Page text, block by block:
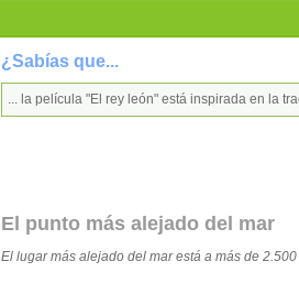
¿Sabías que...
... la película "El rey león" está inspirada en la
El punto más alejado del mar
El lugar más alejado del mar está a más de 2.500